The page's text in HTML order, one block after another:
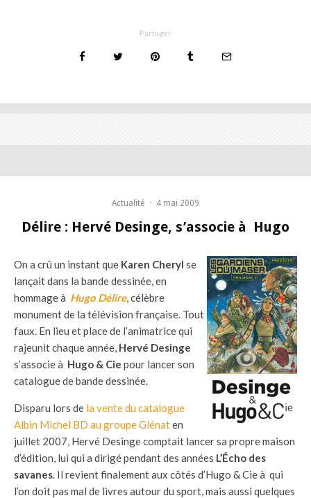
Partager
Actualité · 4 mai 2009
Délire : Hervé Desinge, s’associe à Hugo
On a crû un instant que Karen Cheryl se
lançait dans la bande dessinée, en
hommage à Hugo Délire, célèbre
monument de la télévision française. Tout
faux. En lieu et place de l’animatrice qui
rajeunit chaque année, Hervé Desinge
s’associe à Hugo & Cie pour lancer son
catalogue de bande dessinée.
Disparu lors de la vente du catalogue
Albin Michel BD au groupe Glénaten
juillet 2007, Hervé Desinge comptait lancer sa propre maison
d’édition, lui qui a dirigé pendant des années L’Écho des
savanes. Il revient finalement aux côtés d’Hugo & Cie à qui
l’on doit pas mal de livres autour du sport, mais aussi quelques